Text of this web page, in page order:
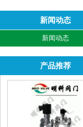
新闻动态
新闻动态
产品推荐